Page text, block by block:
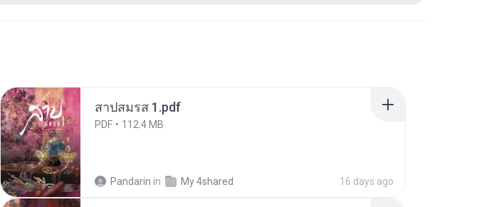
สาปสมรส 1.pdf
PDF 112.4 MB
Pandarin in My 4shared 16 days ago